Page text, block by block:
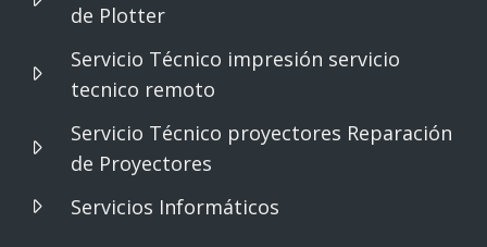
de Plotter
Servicio Técnico impresión servicio
tecnico remoto
Servicio Técnico proyectores Reparación
de Proyectores
Servicios Informáticos